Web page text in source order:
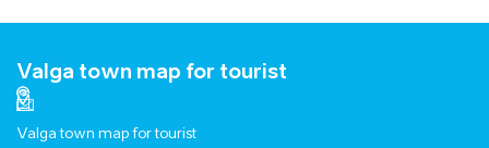
Valga town map for tourist
Valga town map for tourist